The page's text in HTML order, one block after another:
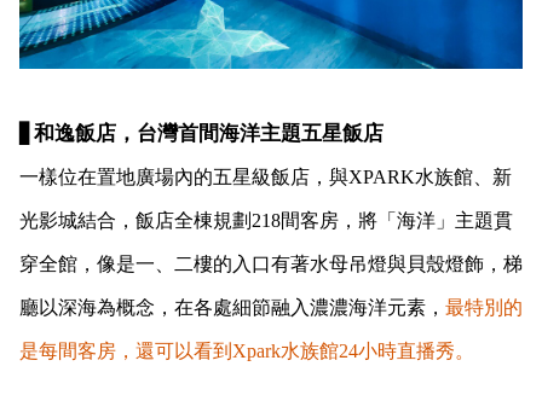
和逸飯店，台灣首間海洋主題五星飯店
一樣位在置地廣場內的五星級飯店，與XPARK水族館、新
光影城結合，飯店全棟規劃218間客房，將「海洋」主題貫
穿全館，像是一、二樓的入口有著水母吊燈與貝殼燈飾，梯
廳以深海為概念，在各處細節融入濃濃海洋元素， 最特別的
是每間客房，還可以看到Xpark水族館24小時直播秀。